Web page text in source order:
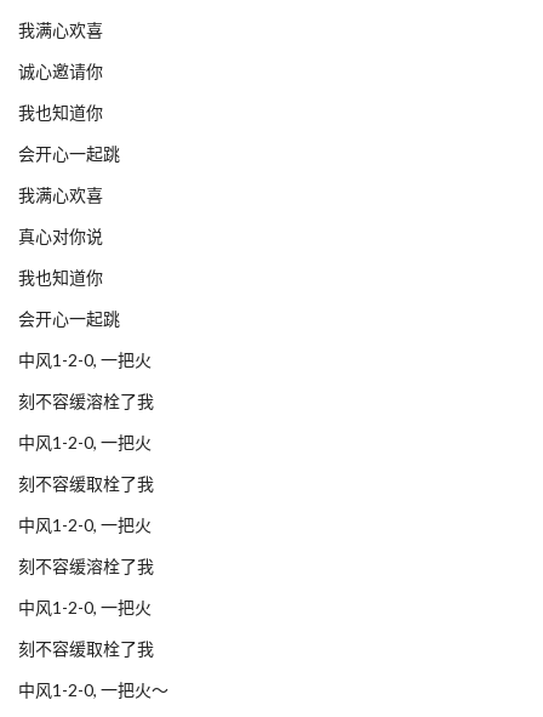
我满心欢喜
诚心邀请你
我也知道你
会开心一起跳
我满心欢喜
真心对你说
我也知道你
会开心一起跳
中风1-2-0, 一把火
刻不容缓溶栓了我
中风1-2-0, 一把火
刻不容缓取栓了我
中风1-2-0, 一把火
刻不容缓溶栓了我
中风1-2-0, 一把火
刻不容缓取栓了我
中风1-2-0, 一把火～